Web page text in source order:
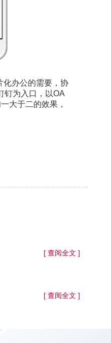
办公的需要，协
钉为入口，以OA
大于二的效果，
[ 查阅全文 ]
[ 查阅全文 ]